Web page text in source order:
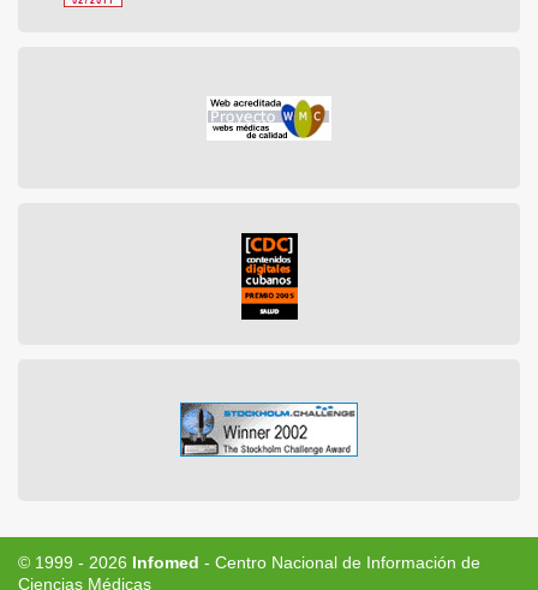
© 1999 - 2026 Infomed - Centro Nacional de Información de
Ciencias Médicas